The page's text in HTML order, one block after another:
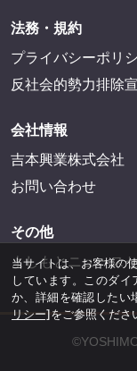
法務・規約
プライバシーポリ
反社会的勢力排除
会社情報
吉本興業株式会社
お問い合わせ
その他
よしもとニュース
当サイトは、お客様の
しています。このダ
か、詳細を確認したい
リシー]をご参照くださ